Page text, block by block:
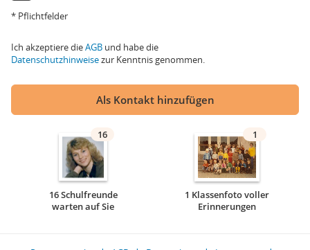
* Pflichtfelder
Ich akzeptiere dieAGB und habe die
Datenschutzhinweisezur Kenntnis genommen.
Als Kontakt hinzufügen
16
16 Schulfreunde
warten auf Sie
1
1 Klassenfoto voller
Erinnerungen